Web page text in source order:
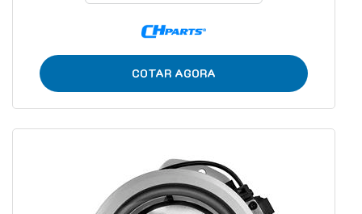
COTAR AGORA